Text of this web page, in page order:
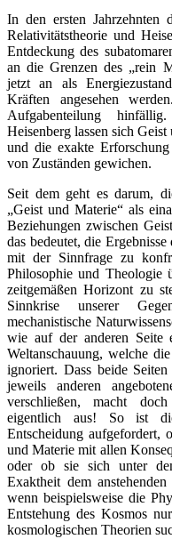
In den ersten Jahrzehnten
Relativitätstheorie und
Entdeckung des
an die Grenzen des „rein
jetzt an als
Kräften angesehen
Aufgabenteilung
Heisenberg lassen sich
und die exakte
von Zuständen gewichen.
Seit dem geht es darum,
„Geist und Materie“ als
Beziehungen zwischen
das bedeutet, die
mit der Sinnfrage zu
Philosophie und Theologie
zeitgemäßen Horizont zu
Sinnkrise unserer
mechanistische
wie auf der anderen Seite
Weltanschauung, welche
ignoriert. Dass beide
jeweils anderen
verschließen, macht
eigentlich aus! So ist
Entscheidung aufgefordert,
und Materie mit allen
oder ob sie sich unter
Exaktheit dem
wenn beispielsweise die
Entstehung des Kosmos
kosmologischen Theorien